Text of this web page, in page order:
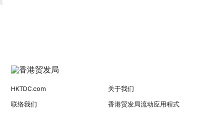
HKTDC.com 关于我们
联络我们 香港贸发局流动应用程式